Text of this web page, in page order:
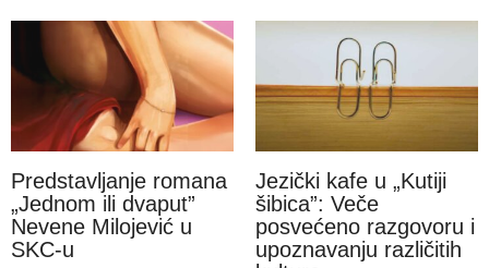
Predstavljanje romana
„Jednom ili dvaput”
Nevene Milojević u
SKC-u
Jezički kafe u „Kutiji
šibica”: Veče
posvećeno razgovoru i
upoznavanju različitih